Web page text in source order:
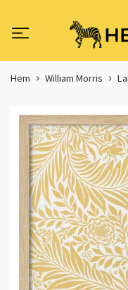
Hem William Morris